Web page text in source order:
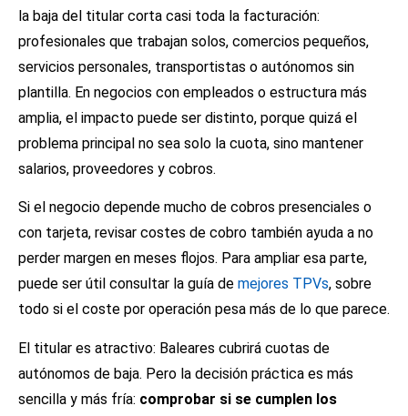
la baja del titular corta casi toda la facturación:
profesionales que trabajan solos, comercios pequeños,
servicios personales, transportistas o autónomos sin
plantilla. En negocios con empleados o estructura más
amplia, el impacto puede ser distinto, porque quizá el
problema principal no sea solo la cuota, sino mantener
salarios, proveedores y cobros.
Si el negocio depende mucho de cobros presenciales o
con tarjeta, revisar costes de cobro también ayuda a no
perder margen en meses flojos. Para ampliar esa parte,
puede ser útil consultar la guía de mejores TPVs, sobre
todo si el coste por operación pesa más de lo que parece.
El titular es atractivo: Baleares cubrirá cuotas de
autónomos de baja. Pero la decisión práctica es más
sencilla y más fría: comprobar si se cumplen los